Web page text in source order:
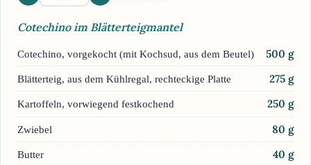
Cotechino im Blätterteigmantel
Cotechino, vorgekocht (mit Kochsud, aus dem Beutel) 500 g
Blätterteig, aus dem Kühlregal, rechteckige Platte 275 g
Kartoffeln, vorwiegend festkochend 250 g
Zwiebel 80 g
Butter 40 g